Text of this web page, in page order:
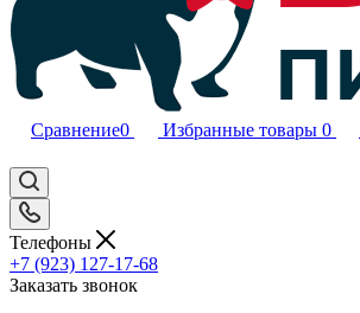
Сравнение0 Избранные товары 0
Телефоны
+7 (923) 127-17-68
Заказать звонок